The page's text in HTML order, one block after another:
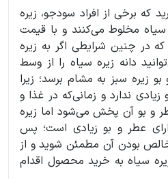
که برخی از افراد سودجو، زیره
سیاه مخلوط می‌کنند و با قیمت
در چنین شرایطی اگر به زیره
دانه زیره سیاه را از وسط
زیره سبز به مشام برسد؛ زیرا
ندارد و زمانی‌که در غذا و
و بو آن پخش می‌شود اما زیره
عطر و بو زیادی است؛ پس
بودن آن مطمئن شوید و از
سیاه به خرید محصول اقدام